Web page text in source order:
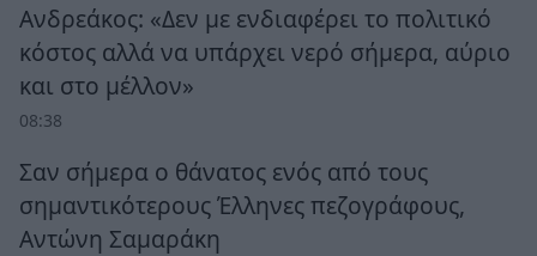
Ανδρεάκος: «Δεν με ενδιαφέρει το πολιτικό
κόστος αλλά να υπάρχει νερό σήμερα, αύριο
και στο μέλλον»
08:38
Σαν σήμερα ο θάνατος ενός από τους
σημαντικότερους Έλληνες πεζογράφους,
Αντώνη Σαμαράκη